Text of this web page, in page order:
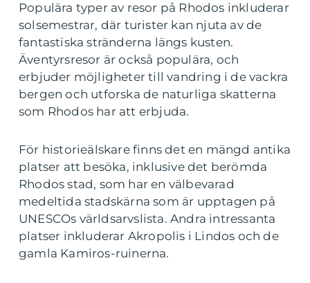
Populära typer av resor på Rhodos inkluderar
solsemestrar, där turister kan njuta av de
fantastiska stränderna längs kusten.
Äventyrsresor är också populära, och
erbjuder möjligheter till vandring i de vackra
bergen och utforska de naturliga skatterna
som Rhodos har att erbjuda.
För historieälskare finns det en mängd antika
platser att besöka, inklusive det berömda
Rhodos stad, som har en välbevarad
medeltida stadskärna som är upptagen på
UNESCOs världsarvslista. Andra intressanta
platser inkluderar Akropolis i Lindos och de
gamla Kamiros-ruinerna.